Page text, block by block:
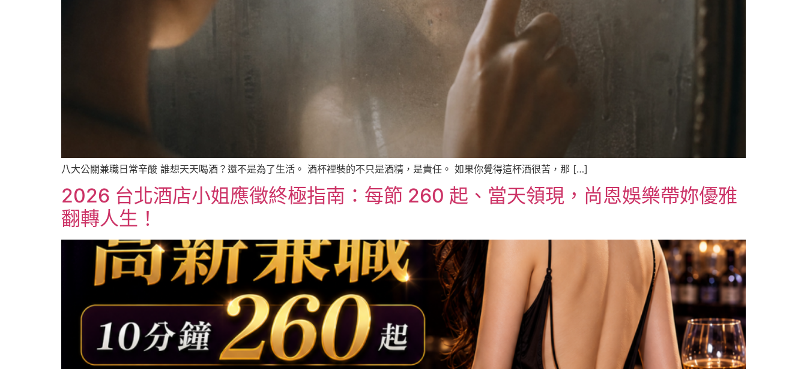
八大公關兼職日常辛酸 誰想天天喝酒？還不是為了生活。 酒杯裡裝的不只是酒精，是責任。 如果你覺得這杯酒很苦，那 […]
2026 台北酒店小姐應徵終極指南：每節 260 起、當天領現，尚恩娛樂帶妳優雅
翻轉人生！